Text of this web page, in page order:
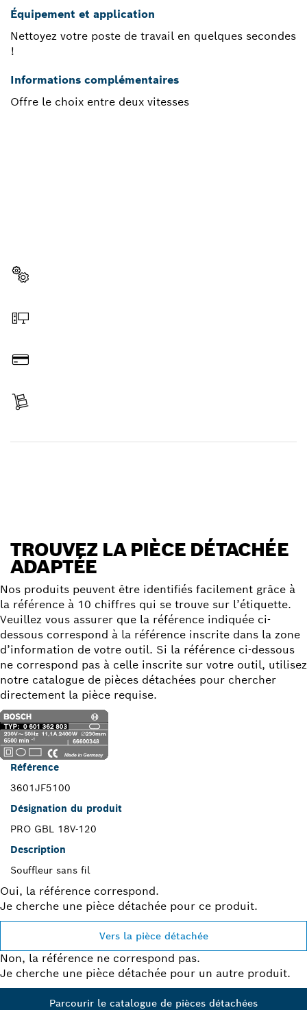
Équipement et application
Nettoyez votre poste de travail en quelques secondes
!
Informations complémentaires
Offre le choix entre deux vitesses
TROUVEZ LA PIÈCE DÉTACHÉE
ADAPTÉE
Nos produits peuvent être identifiés facilement grâce à
la référence à 10 chiffres qui se trouve sur l’étiquette.
Veuillez vous assurer que la référence indiquée ci-
dessous correspond à la référence inscrite dans la zone
d’information de votre outil. Si la référence ci-dessous
ne correspond pas à celle inscrite sur votre outil, utilisez
notre catalogue de pièces détachées pour chercher
directement la pièce requise.
Référence
3601JF5100
Désignation du produit
PRO GBL 18V-120
Description
Souffleur sans fil
Oui, la référence correspond.
Je cherche une pièce détachée pour ce produit.
Vers la pièce détachée
Non, la référence ne correspond pas.
Je cherche une pièce détachée pour un autre produit.
Parcourir le catalogue de pièces détachées